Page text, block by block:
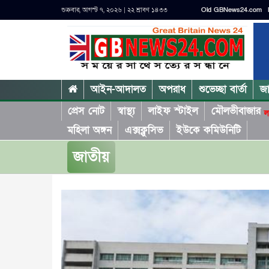
শুক্রবার, আগস্ট ৭, ২০২৬ | ২২ শ্রাবণ ১৪৩৩ Old GBNews24.com
আইন-আদালত অপরাধ শুভেচ্ছা বার্তা
প্রেস নোট
স্বাস্থ্য লাইফ স্টাইল মৌলভীবাজার
মহিলা অঙ্গন এক্সক্লুসিভ ইউকে কমিউনিটি
জাতীয়